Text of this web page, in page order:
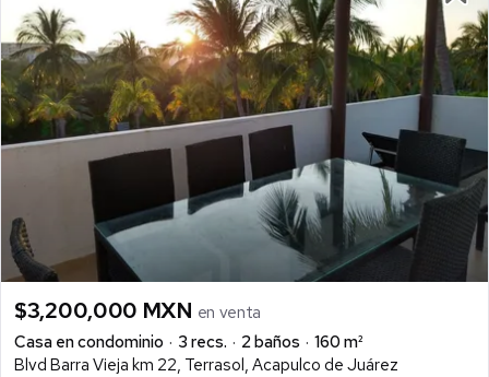
$3,200,000 MXN en venta
Casa en condominio
3 recs. 2 baños
160 m²
Blvd Barra Vieja km 22, Terrasol, Acapulco de Juárez